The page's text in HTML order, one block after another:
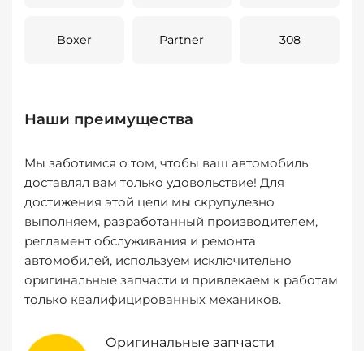
Boxer Partner 308
Наши преимущества
Мы заботимся о том, чтобы ваш автомобиль
доставлял вам только удовольствие! Для
достижения этой цели мы скрупулезно
выполняем, разработанный производителем,
регламент обслуживания и ремонта
автомобилей, используем исключительно
оригинальные запчасти и привлекаем к работам
только квалифицированных механиков.
Оригинальные запчасти